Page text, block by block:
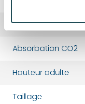
Croissance
Absorbation CO2
Hauteur adulte
Taillage
Numéro de
Numéro de